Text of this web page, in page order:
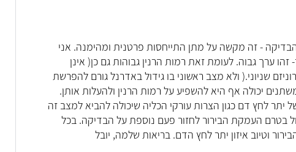
- זה מקשה על מתן התייחסות פרטנית ומהימנה. אני
ערך גבוה. לעומת זאת רמות הרנין גבוהות גם כן( אינן
שניוני.( ולא מצב ראשוני בו גידול באדרנל גורם להפרשת
יכולה אף היא להשפיע על רמות הרנין ולהעלות אותן.
לחץ דם כגון הצרות עורקי הכליה שיכולה להביא למצב זה
בטרם העמקת הבירור לחזור פעם נוספת על הבדיקה. בכל
וטיוב איזון יתר לחץ הדם. בריאות שלמה, יובל